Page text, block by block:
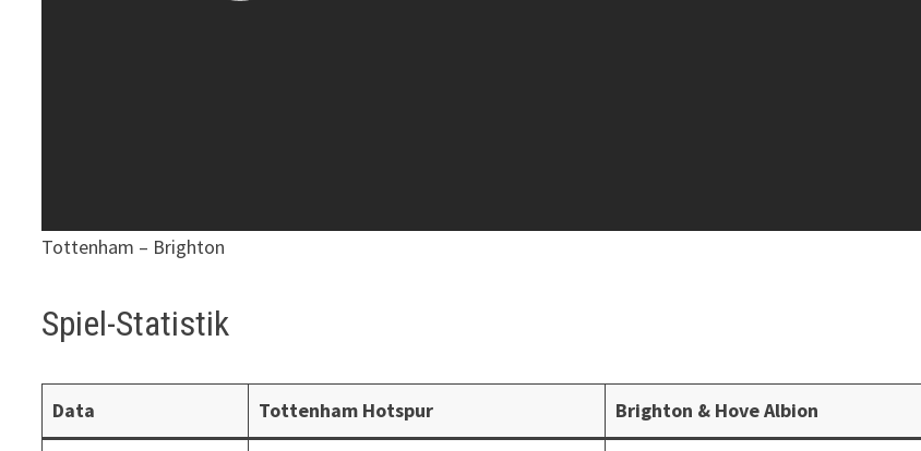
Tottenham – Brighton
Spiel-Statistik
Data Tottenham Hotspur Brighton & Hove Albion